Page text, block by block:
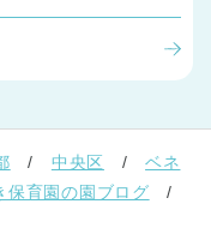
中央区
ベネ
保育園の園ブログ